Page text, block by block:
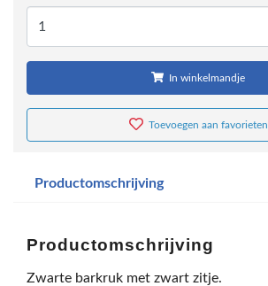
In winkelmandje
Toevoegen aan favorieten
Productomschrijving
Productomschrijving
Zwarte barkruk met zwart zitje.